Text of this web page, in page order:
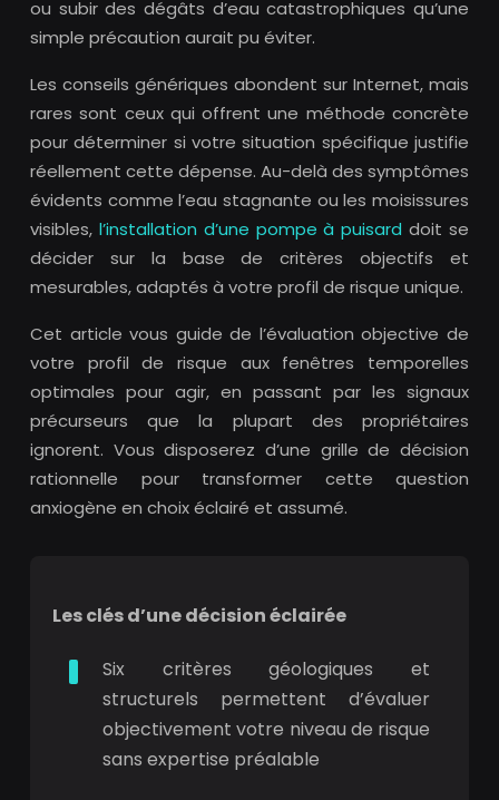
ou subir des dégâts d’eau catastrophiques qu’une
simple précaution aurait pu éviter.
Les conseils génériques abondent sur Internet, mais
rares sont ceux qui offrent une méthode concrète
pour déterminer si votre situation spécifique justifie
réellement cette dépense. Au-delà des symptômes
évidents comme l’eau stagnante ou les moisissures
visibles, l’installation d’une pompe à puisard doit se
décider sur la base de critères objectifs et
mesurables, adaptés à votre profil de risque unique.
Cet article vous guide de l’évaluation objective de
votre profil de risque aux fenêtres temporelles
optimales pour agir, en passant par les signaux
précurseurs que la plupart des propriétaires
ignorent. Vous disposerez d’une grille de décision
rationnelle pour transformer cette question
anxiogène en choix éclairé et assumé.
Les clés d’une décision éclairée
Six critères géologiques et
structurels permettent d’évaluer
objectivement votre niveau de risque
sans expertise préalable